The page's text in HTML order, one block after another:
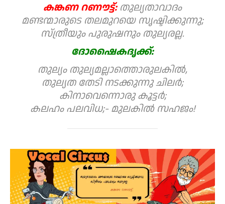
കങ്കണ റണൗട്ട്:തുല്യതാവാദം
മണ്ടന്മാരുടെ തലമുറയെ സൃഷ്ടിക്കുന്നു;
സ്ത്രീയും പുരുഷനും തുല്യരല്ല.
ദോഷൈകദൃക്ക്:
തുല്യം തുല്യമല്ലാത്തൊരുലകിൽ,
തുല്യത തേടി നടക്കുന്നു ചിലർ;
കിനാവെന്നൊരു കൂട്ടർ;
കലഹം പലവിധ;- മുലകിൽ സഹജം!